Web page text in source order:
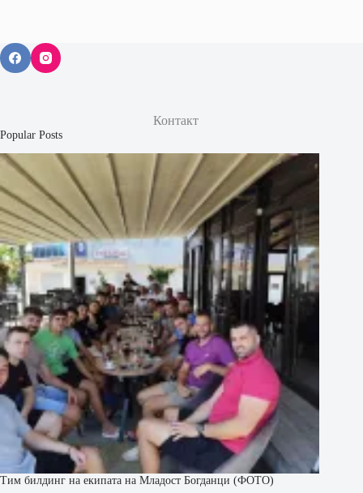
Контакт
Popular Posts
Тим билдинг на екипата на Младост Богданци (ФОТО)